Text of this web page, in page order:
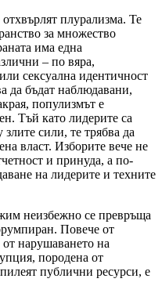
плурализма. Те
за множество
има една
– по вяра,
сексуална идентичност
да бъдат наблюдавани,
популизмът е
Тъй като лидерите са
сили, те трябва да
власт. Изборите вече не
и принуда, а по-
на лидерите и техните
неизбежно се превръща
Повече от
нарушаването на
породена от
публични ресурси, е